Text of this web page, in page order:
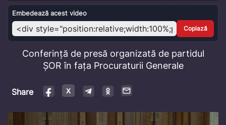
Video
Embedează acest video
Copiază
Conferință de presă organizată de partidul
ȘOR în fața Procuraturii Generale
Share